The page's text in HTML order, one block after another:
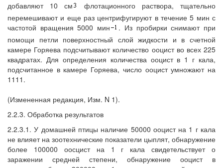
добавляют 10 см
флотационного раствора, тщательно
перемешивают и еще раз центрифугируют в течение 5 мин с
частотой вращения 5000 мин
. Из пробирки снимают при
помощи петли поверхностный слой жидкости и в счетной
камере Горяева подсчитывают количество ооцист во всех 225
квадратах. Для определения количества ооцист в 1 г кала,
подсчитанное в камере Горяева, число ооцист умножают на
1111.
(Измененная редакция, Изм. N 1).
2.2.3. Обработка результатов
2.2.3.1. У домашней птицы наличие 50000 ооцист на 1 г кала
не влияет на зоотехнические показатели цыплят, обнаружение
более 100000 оосцист на 1 г кала свидетельствует о
заражении средней степени, обнаружение ооцист в